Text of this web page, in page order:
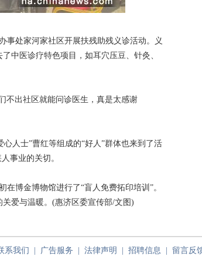
处家河家社区开展扶残助残义诊活动。义
中医诊疗特色项目，如耳穴压豆、针灸、
出社区就能问诊医生，真是太感谢
人士”曹红等组成的“好人”群体也来到了活
事业的关切。
博金博物馆进行了“盲人免费拓印培训”。
爱与温暖。(惠济区委宣传部/文图)
系我们 广告服务 法律声明 招聘信息 留言反